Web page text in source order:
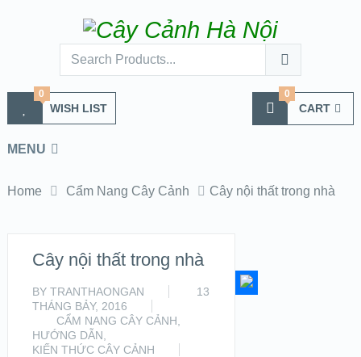
WISH LIST
0
CART
0
MENU
Home Cẩm Nang Cây Cảnh Cây nội thất trong nhà
Cây nội thất trong nhà
BY TRANTHAONGAN
13
THÁNG BẢY, 2016
CẨM NANG CÂY CẢNH
HƯỚNG DẪN
KIẾN THỨC CÂY CẢNH